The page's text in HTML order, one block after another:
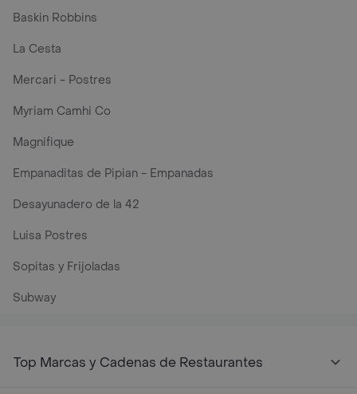
Baskin Robbins
La Cesta
Mercari - Postres
Myriam Camhi Co
Magnifique
Empanaditas de Pipian - Empanadas
Desayunadero de la 42
Luisa Postres
Sopitas y Frijoladas
Subway
Top Marcas y Cadenas de Restaurantes